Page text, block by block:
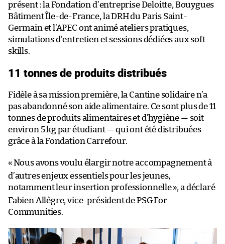
présent : la Fondation d’entreprise Deloitte, Bouygues
Bâtiment Île-de-France, la DRH du Paris Saint-
Germain et l’APEC ont animé ateliers pratiques,
simulations d’entretien et sessions dédiées aux soft
skills.
11 tonnes de produits distribués
Fidèle à sa mission première, la Cantine solidaire n’a
pas abandonné son aide alimentaire. Ce sont plus de 11
tonnes de produits alimentaires et d’hygiène — soit
environ 5 kg par étudiant — qui ont été distribuées
grâce à la Fondation Carrefour.
«Nous avons voulu élargir notre accompagnement à
d’autres enjeux essentiels pour les jeunes,
notamment leur insertion professionnelle», a déclaré
Fabien Allègre, vice-président de PSG For
Communities.